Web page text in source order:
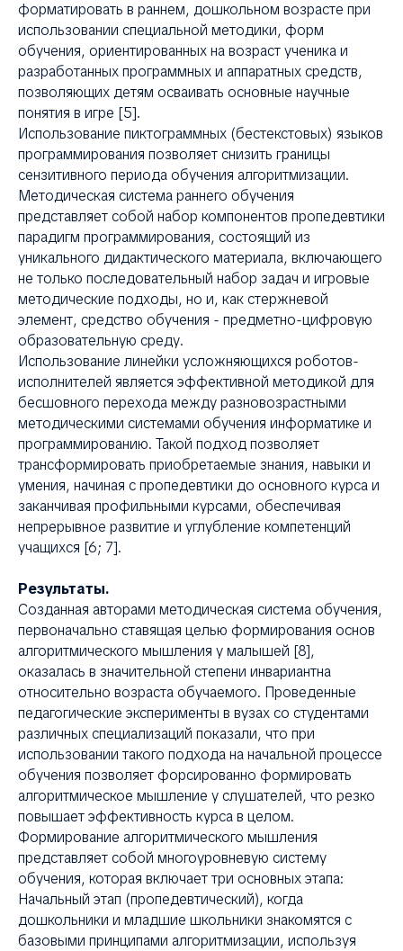
форматировать в раннем, дошкольном возрасте при
использовании специальной методики, форм
обучения, ориентированных на возраст ученика и
разработанных программных и аппаратных средств,
позволяющих детям осваивать основные научные
понятия в игре [5].
Использование пиктограммных (бестекстовых) языков
программирования позволяет снизить границы
сензитивного периода обучения алгоритмизации.
Методическая система раннего обучения
представляет собой набор компонентов пропедевтики
парадигм программирования, состоящий из
уникального дидактического материала, включающего
не только последовательный набор задач и игровые
методические подходы, но и, как стержневой
элемент, средство обучения - предметно-цифровую
образовательную среду.
Использование линейки усложняющихся роботов-
исполнителей является эффективной методикой для
бесшовного перехода между разновозрастными
методическими системами обучения информатике и
программированию. Такой подход позволяет
трансформировать приобретаемые знания, навыки и
умения, начиная с пропедевтики до основного курса и
заканчивая профильными курсами, обеспечивая
непрерывное развитие и углубление компетенций
учащихся [6; 7].
Результаты.
Созданная авторами методическая система обучения,
первоначально ставящая целью формирования основ
алгоритмического мышления у малышей [8],
оказалась в значительной степени инвариантна
относительно возраста обучаемого. Проведенные
педагогические эксперименты в вузах со студентами
различных специализаций показали, что при
использовании такого подхода на начальной процессе
обучения позволяет форсированно формировать
алгоритмическое мышление у слушателей, что резко
повышает эффективность курса в целом.
Формирование алгоритмического мышления
представляет собой многоуровневую систему
обучения, которая включает три основных этапа:
Начальный этап (пропедевтический), когда
дошкольники и младшие школьники знакомятся с
базовыми принципами алгоритмизации, используя